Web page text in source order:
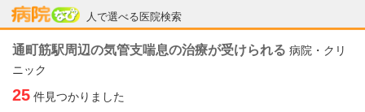
人で選べる医院検索
病院なび
通町筋駅周辺の気管支喘息の治療が受けられる 病院・クリ
ニック
25 件見つかりました